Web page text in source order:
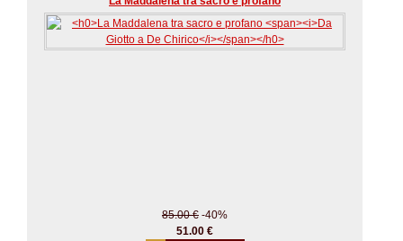
85.00 € -40%
51.00 €